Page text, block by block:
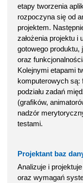
etapy tworzenia
rozpoczyna się od
projektem.
założenia projektu i
gotowego produktu,
oraz
Kolejnymi etapami
komputerowych są:
podziału zadań
(grafików,
nadzór
testami.
Projektant baz
Analizuje i
oraz wymagań